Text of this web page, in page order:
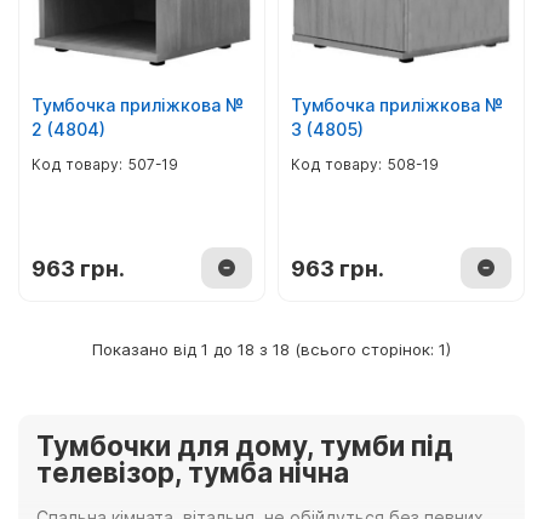
Тумбочка приліжкова №
2 (4804)
507-19
963 грн.
Тумбочка приліжкова №
3 (4805)
508-19
963 грн.
Показано від 1 до 18 з 18 (всього сторінок: 1)
Тумбочки для дому, тумби під
телевізор, тумба нічна